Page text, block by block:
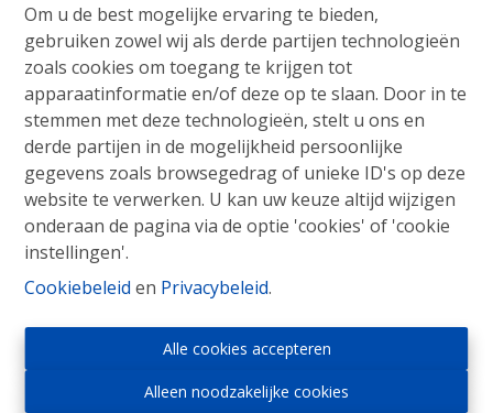
Om u de best mogelijke ervaring te bieden,
gebruiken zowel wij als derde partijen technologieën
zoals cookies om toegang te krijgen tot
apparaatinformatie en/of deze op te slaan. Door in te
stemmen met deze technologieën, stelt u ons en
derde partijen in de mogelijkheid persoonlijke
gegevens zoals browsegedrag of unieke ID's op deze
website te verwerken. U kan uw keuze altijd wijzigen
onderaan de pagina via de optie 'cookies' of 'cookie
instellingen'.
Cookiebeleid en Privacybeleid.
Alle cookies accepteren
Alleen noodzakelijke cookies
Immo Roosens bv
Winderickxplein 9